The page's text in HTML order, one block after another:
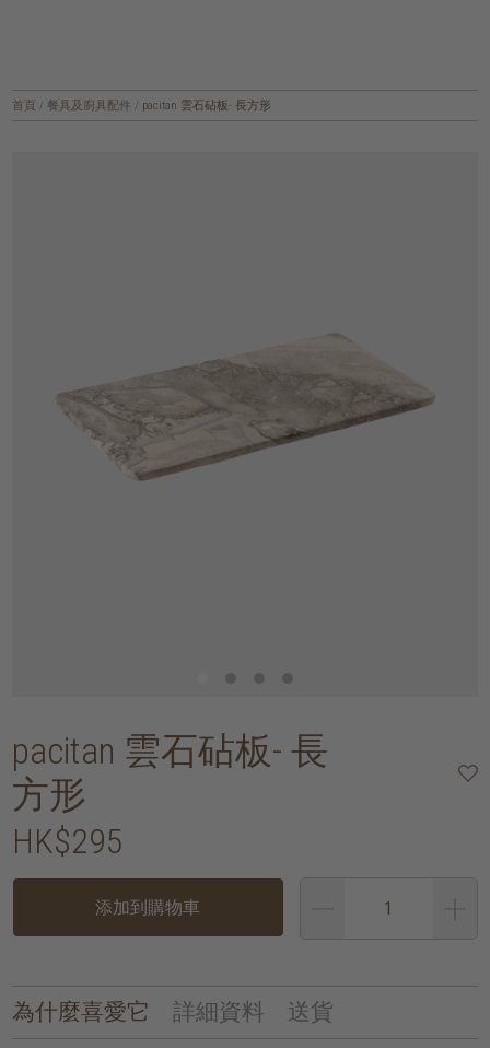
首頁 / 餐具及廚具配件 / pacitan 雲石砧板- 長方形
pacitan 雲石砧板- 長
方形
HK$295
添加到購物車
為什麼喜愛它 詳細資料 送貨